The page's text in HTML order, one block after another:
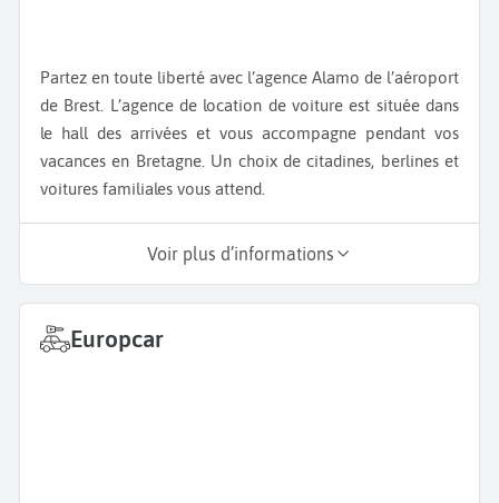
Partez en toute liberté avec l’agence Alamo de l’aéroport
de Brest. L’agence de location de voiture est située dans
le hall des arrivées et vous accompagne pendant vos
vacances en Bretagne. Un choix de citadines, berlines et
voitures familiales vous attend.
Voir plus d’informations
Europcar